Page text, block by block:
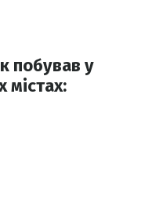
побував у
містах: